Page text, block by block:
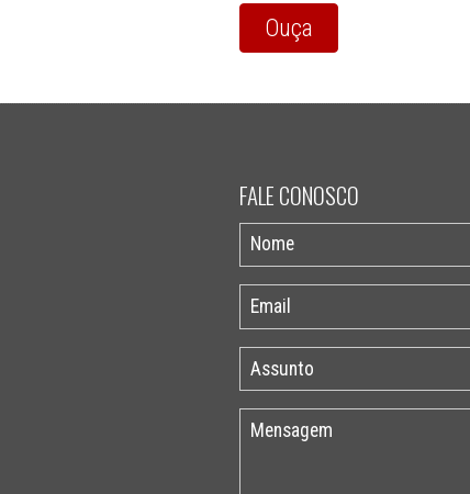
Ouça
FALE CONOSCO